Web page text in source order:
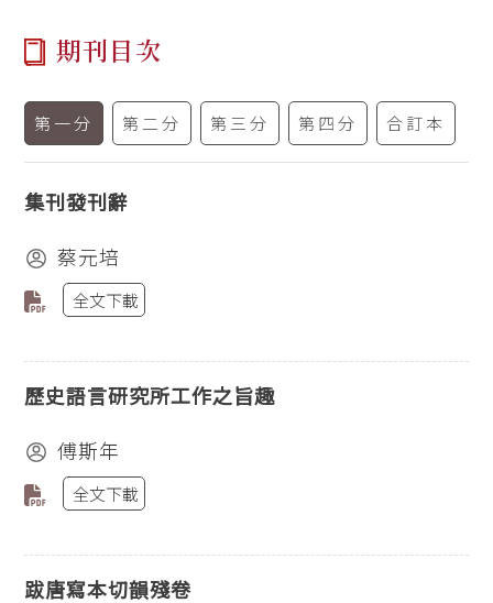
期刊目次
第一分 第二分 第三分 第四分 合訂本
集刊發刊辭
蔡元培
全文下載
歷史語言研究所工作之旨趣
傅斯年
全文下載
跋唐寫本切韻殘卷